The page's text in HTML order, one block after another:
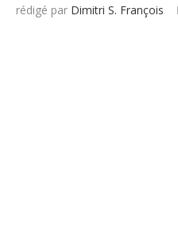
rédigé par Dimitri S. François